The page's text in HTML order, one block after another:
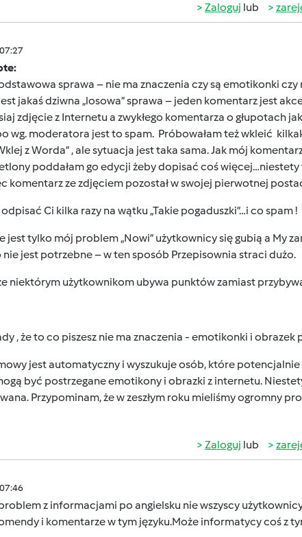
Zaloguj lub
sprawa – nie ma znaczenia czy są emotikonki czy
jakaś dziwna „losowa” sprawa – jeden komentarz jest
zdjęcie z Internetu a zwykłego komentarza o głupotach
wg. moderatora jest to spam. Próbowałam też wkleić
z Worda” , ale sytuacja jest taka sama. Jak mój
poddałam go edycji żeby dopisać coś
komentarz ze zdjęciem pozostał w swojej pierwotnej
Ci kilka razy na wątku „Takie pogaduszki”…i co spam !
jest tylko mój problem „Nowi” użytkownicy się gubią a My
jest potrzebne – w ten sposób Przepisownia straci dużo.
niektórym użytkownikom ubywa punktów zamiast
, że to co piszesz nie ma znaczenia - emotikonki i
jest automatyczny i wyszukuje osób, które
być postrzegane emotikony i obrazki z internetu.
Przypominam, że w zeszłym roku mieliśmy ogromny
Zaloguj lub
z informacjami po angielsku nie wszyscy
i komentarze w tym języku.Może informatycy coś z